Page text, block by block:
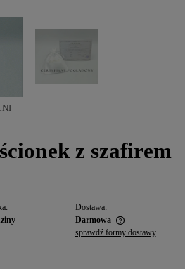
z szafirem
Dostawa:
Darmowa
sprawdź formy dostawy